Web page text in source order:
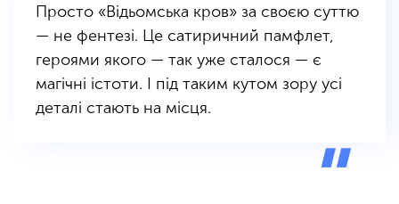
Просто «Відьомська кров» за своєю суттю
— не фентезі. Це сатиричний памфлет,
героями якого — так уже сталося — є
магічні істоти. І під таким кутом зору усі
деталі стають на місця.